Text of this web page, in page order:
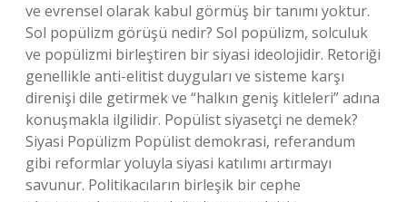
ve evrensel olarak kabul görmüş bir tanımı yoktur.
Sol popülizm görüşü nedir? Sol popülizm, solculuk
ve popülizmi birleştiren bir siyasi ideolojidir. Retoriği
genellikle anti-elitist duyguları ve sisteme karşı
direnişi dile getirmek ve “halkın geniş kitleleri” adına
konuşmakla ilgilidir. Popülist siyasetçi ne demek?
Siyasi Popülizm Popülist demokrasi, referandum
gibi reformlar yoluyla siyasi katılımı artırmayı
savunur. Politikacıların birleşik bir cephe